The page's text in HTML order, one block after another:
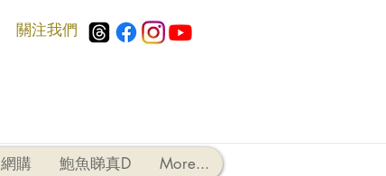
​關注我們
網購 鮑魚睇真D More...